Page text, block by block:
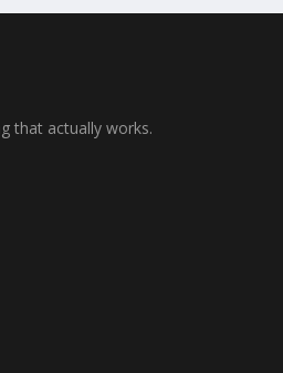
that actually works.